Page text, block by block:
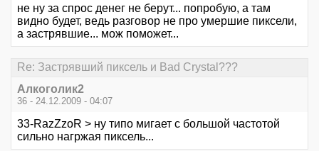
не ну за спрос денег не берут... попробую, а там
видно будет, ведь разговор не про умершие пиксели,
а застрявшие... мож поможет...
Re: Застрявший пиксель и Bad Crystal???
Алкоголик2
36 - 24.12.2009 - 04:07
33-RazZzoR > ну типо мигает с большой частотой
сильно нагржая пиксель...